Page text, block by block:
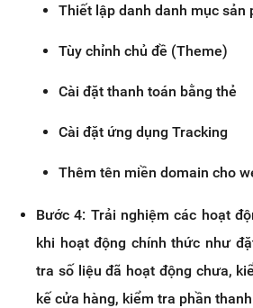
Thiết lập danh danh mục sản
Tùy chỉnh chủ đề (Theme)
Cài đặt thanh toán bằng thẻ
Cài đặt ứng dụng Tracking
Thêm tên miền domain cho
Bước 4: Trải nghiệm các hoạt
khi hoạt động chính thức như
tra số liệu đã hoạt động chưa,
kế cửa hàng, kiểm tra phần